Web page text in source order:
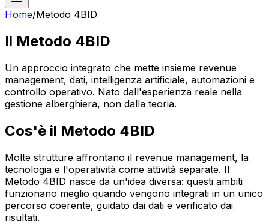
Home/Metodo 4BID
Il Metodo 4BID
Un approccio integrato che mette insieme revenue
management, dati, intelligenza artificiale, automazioni e
controllo operativo. Nato dall'esperienza reale nella
gestione alberghiera, non dalla teoria.
Cos'è il Metodo 4BID
Molte strutture affrontano il revenue management, la
tecnologia e l'operatività come attività separate. Il
Metodo 4BID nasce da un'idea diversa: questi ambiti
funzionano meglio quando vengono integrati in un unico
percorso coerente, guidato dai dati e verificato dai
risultati.